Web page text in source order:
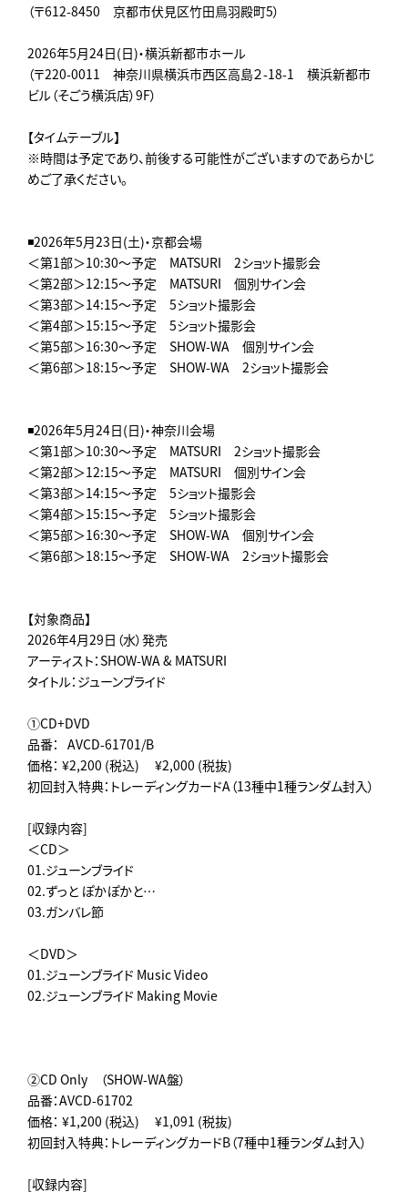
（〒612-8450 京都市伏見区竹田鳥羽殿町5）
2026年5月24日(日)・横浜新都市ホール
（〒220-0011 神奈川県横浜市西区高島２-18-1 横浜新都市
ビル（そごう横浜店）9F）
【タイムテーブル】
※時間は予定であり、前後する可能性がございますのであらかじ
めご了承ください。
◾️2026年5月23日(土)・京都会場
＜第1部＞10:30～予定 MATSURI 2ショット撮影会
＜第2部＞12:15～予定 MATSURI 個別サイン会
＜第3部＞14:15～予定 5ショット撮影会
＜第4部＞15:15～予定 5ショット撮影会
＜第5部＞16:30～予定 SHOW-WA 個別サイン会
＜第6部＞18:15～予定 SHOW-WA 2ショット撮影会
◾️2026年5月24日(日)・神奈川会場
＜第1部＞10:30～予定 MATSURI 2ショット撮影会
＜第2部＞12:15～予定 MATSURI 個別サイン会
＜第3部＞14:15～予定 5ショット撮影会
＜第4部＞15:15～予定 5ショット撮影会
＜第5部＞16:30～予定 SHOW-WA 個別サイン会
＜第6部＞18:15～予定 SHOW-WA 2ショット撮影会
【対象商品】
2026年4月29日（水）発売
アーティスト：SHOW-WA & MATSURI
タイトル：ジューンブライド
①CD+DVD
品番： AVCD-61701/B
価格： ¥2,200 (税込) ¥2,000 (税抜)
初回封入特典：トレーディングカードA（13種中1種ランダム封入）
[収録内容]
＜CD＞
01.ジューンブライド
02.ずっと ぽかぽかと…
03.ガンバレ節
＜DVD＞
01.ジューンブライド Music Video
02.ジューンブライド Making Movie
②CD Only （SHOW-WA盤）
品番：AVCD-61702
価格： ¥1,200 (税込) ¥1,091 (税抜)
初回封入特典：トレーディングカードB（7種中1種ランダム封入）
[収録内容]